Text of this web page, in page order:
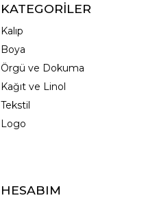
KATEGORİLER
Kalıp
Boya
Örgü ve Dokuma
Kağıt ve Linol
Tekstil
Logo
HESABIM